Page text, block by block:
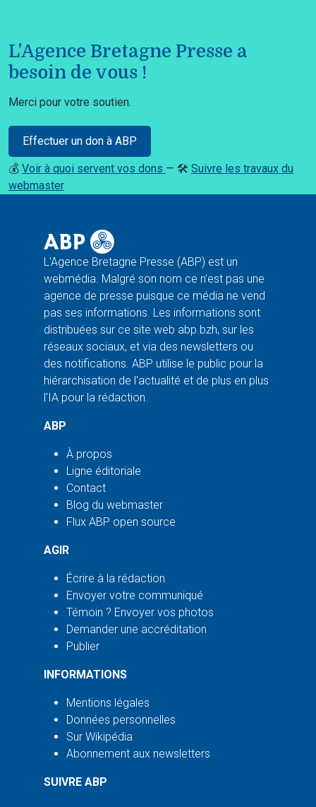
L'Agence Bretagne Presse a
besoin de vous !
Merci pour votre soutien.
Effectuer un don à ABP
💰 Voir à quoi servent vos dons — 🛠️ Suivre les travaux du
webmaster
L'Agence Bretagne Presse (ABP) est un
webmédia. Malgré son nom ce n'est pas une
agence de presse puisque ce média ne vend
pas ses informations. Les informations sont
distribuées sur ce site web abp.bzh, sur les
réseaux sociaux, et via des newsletters ou
des notifications. ABP utilise le public pour la
hiérarchisation de l'actualité et de plus en plus
l'IA pour la rédaction.
ABP
À propos
Ligne éditoriale
Contact
Blog du webmaster
Flux ABP open source
AGIR
Écrire à la rédaction
Envoyer votre communiqué
Témoin ? Envoyer vos photos
Demander une accréditation
Publier
INFORMATIONS
Mentions légales
Données personnelles
Sur Wikipédia
Abonnement aux newsletters
SUIVRE ABP